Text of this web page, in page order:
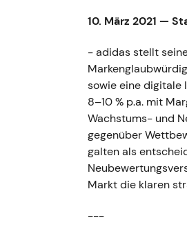
10. März 2021 —
- adidas stellt
sowie eine digitale
8–10 % p.a. mit
Wachstums- und
gegenüber
galten als
Markt die klaren
---